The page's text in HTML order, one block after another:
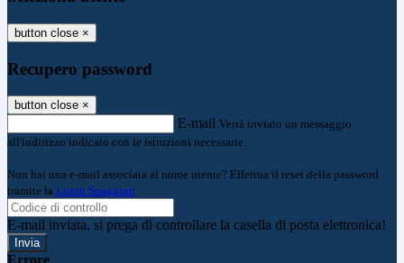
button close ×
Recupero password
button close ×
E-mail Verrà inviato un messaggio
all'indirizzo indicato con le istruzioni necessarie.
Non hai una e-mail associata al nome utente? Effettua il reset della password
tramite la Login Spaggiari
E-mail inviata, si prega di controllare la casella di posta elettronica!